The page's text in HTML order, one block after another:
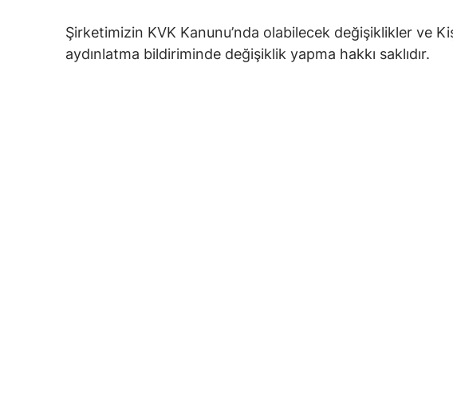
Şirketimizin KVK Kanunu’nda olabilecek değişiklikler ve
aydınlatma bildiriminde değişiklik yapma hakkı saklıdır.